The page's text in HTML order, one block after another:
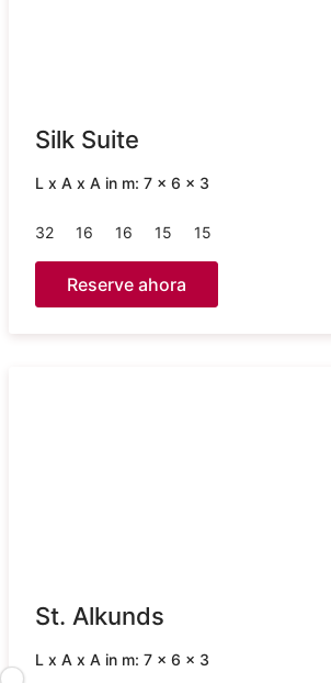
Silk Suite
L x A x A in m: 7 x 6 x 3
32 16 16 15 15
Reserve ahora
St. Alkunds
L x A x A in m: 7 x 6 x 3